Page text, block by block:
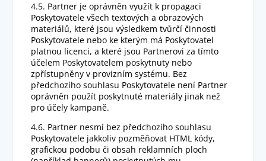
4.5. Partner je oprávněn využít k propagaci
Poskytovatele všech textových a obrazových
materiálů, které jsou výsledkem tvůrčí činnosti
Poskytovatele nebo ke kterým má Poskytovatel
platnou licenci, a které jsou Partnerovi za tímto
účelem Poskytovatelem poskytnuty nebo
zpřístupněny v provizním systému. Bez
předchozího souhlasu Poskytovatele není Partner
oprávněn použít poskytnuté materiály jinak než
pro účely kampaně.
4.6. Partner nesmí bez předchozího souhlasu
Poskytovatele jakkoliv pozměňovat HTML kódy,
grafickou podobu či obsah reklamních ploch